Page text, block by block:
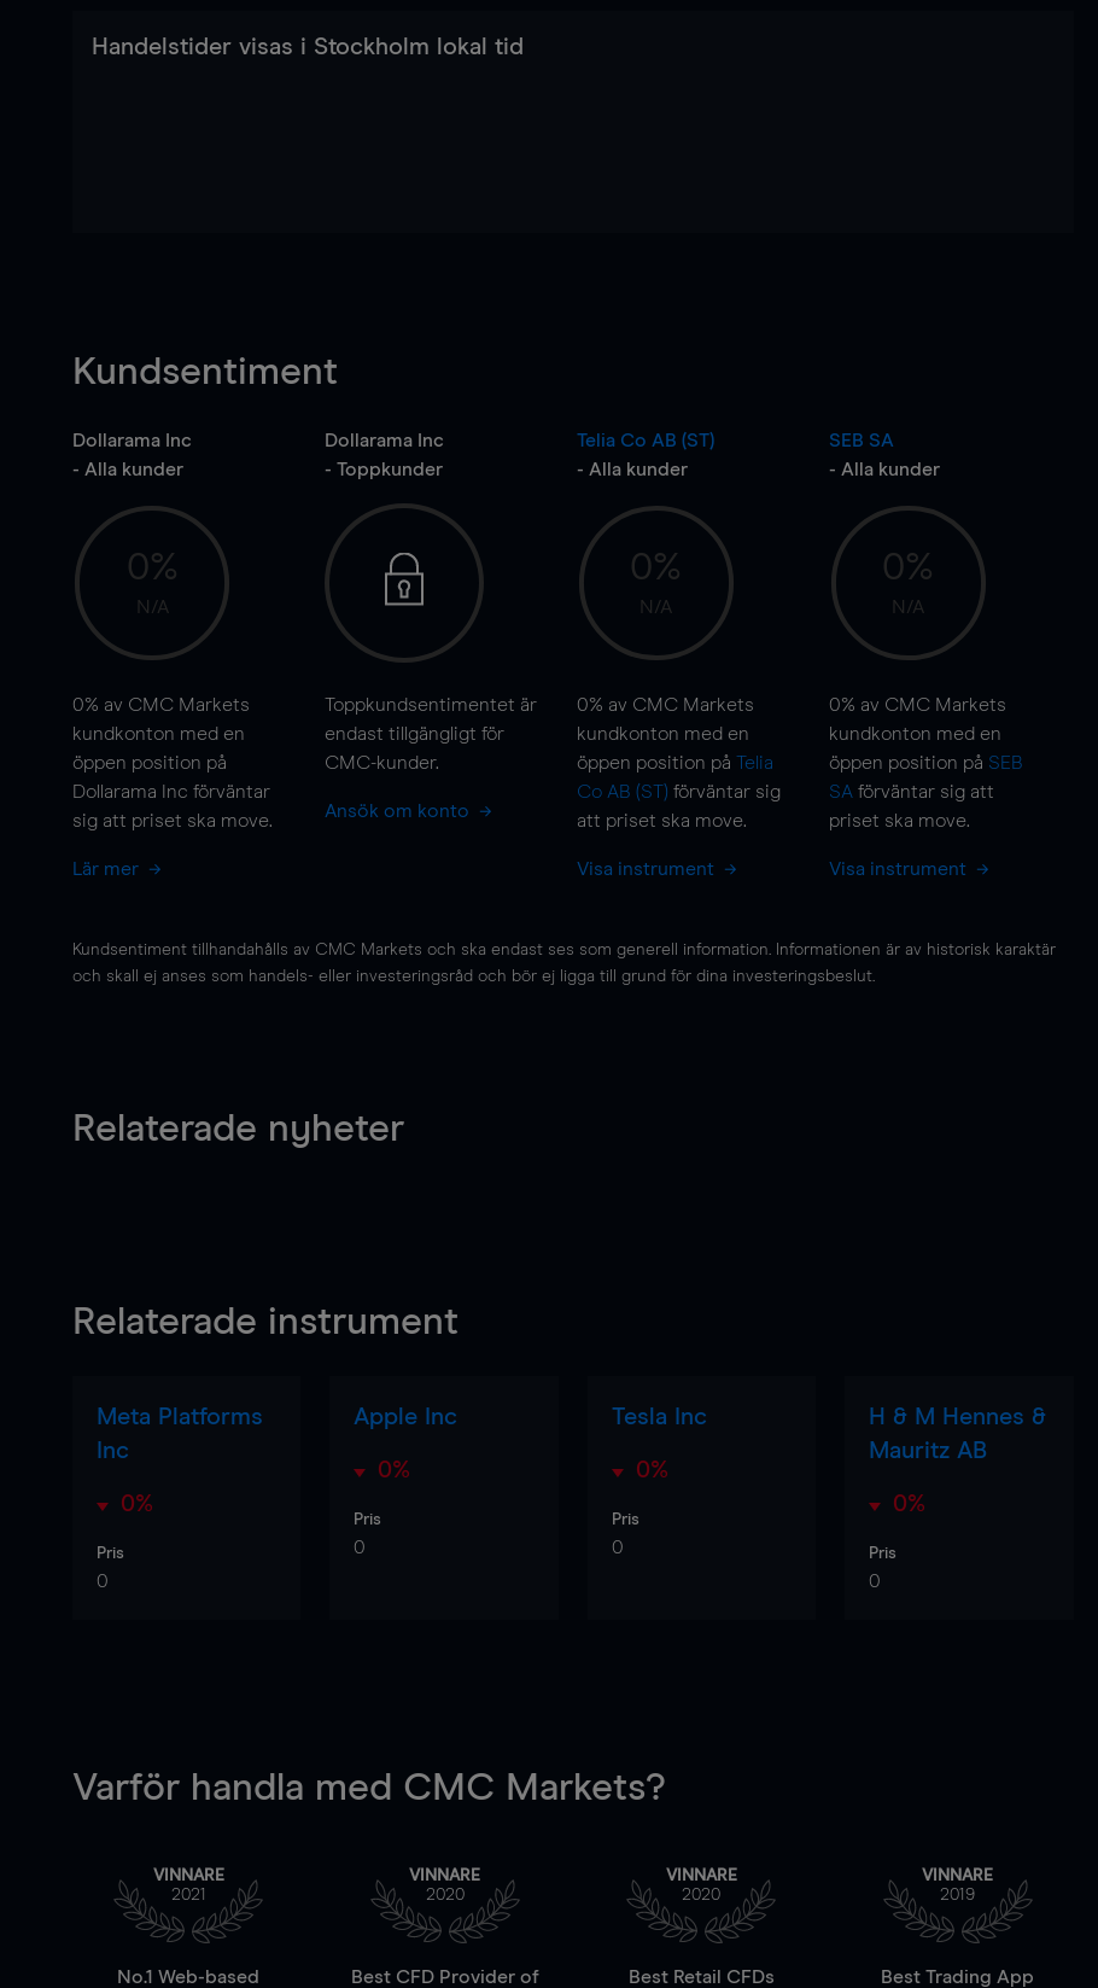
Handelstider visas i Stockholm lokal tid
Kundsentiment
Dollarama Inc
- Alla kunder
0%
N/A
0% av CMC Markets
kundkonton med en
öppen position på
Dollarama Inc förväntar
sig att priset ska move.
Lär mer
Dollarama Inc
- Toppkunder
Toppkundsentimentet är
endast tillgängligt för
CMC-kunder.
Ansök om konto
Telia Co AB (ST)
- Alla kunder
0%
N/A
0% av CMC Markets
kundkonton med en
öppen position på Telia
Co AB (ST) förväntar sig
att priset ska move.
Visa instrument
SEB SA
- Alla kunder
0%
N/A
0% av CMC Markets
kundkonton med en
öppen position på SEB
SA förväntar sig att
priset ska move.
Visa instrument
Kundsentiment tillhandahålls av CMC Markets och ska endast ses som generell information. Informationen är av historisk karaktär
och skall ej anses som handels- eller investeringsråd och bör ej ligga till grund för dina investeringsbeslut.
Relaterade nyheter
Relaterade instrument
Meta Platforms
Inc
0%
Pris
0
Apple Inc
0%
Pris
0
Tesla Inc
0%
Pris
0
H & M Hennes &
Mauritz AB
0%
Pris
0
Varför handla med CMC Markets?
VINNARE
2021
No.1 Web-based
VINNARE
2020
Best CFD Provider of
VINNARE
2020
Best Retail CFDs
VINNARE
2019
Best Trading App